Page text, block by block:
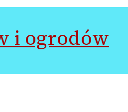
i ogrodów